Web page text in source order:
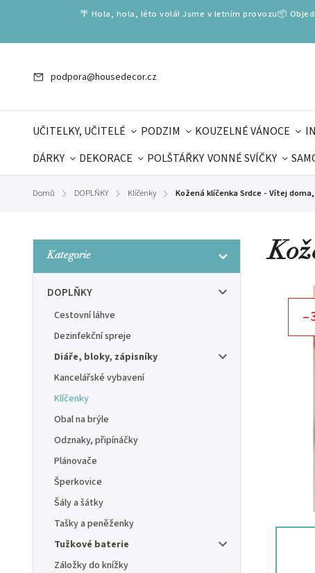
🌴 Hola, hola, léto volá! Jsme v letním provozu📦
podpora@housedecor.cz
UČITELKY, UČITELÉ PODZIM KOUZELNÉ VÁNOCE
DÁRKY
DEKORACE POLŠTÁŘKY VONNÉ SVÍČKY
SLOVENSKÉ SPECIÁLY
Domů / DOPLŇKY / Klíčenky / Kožená klíčenka Srdce - Vítej
Kategorie
DOPLŇKY
Cestovní láhve
Dezinfekční spreje
Diáře, bloky, zápisníky
Kancelářské vybavení
Klíčenky
Obal na brýle
Odznaky, připínáčky
Plánovače
Šperkovice
Šály a šátky
Tašky a peněženky
Tužkové baterie
Záložky do knížky